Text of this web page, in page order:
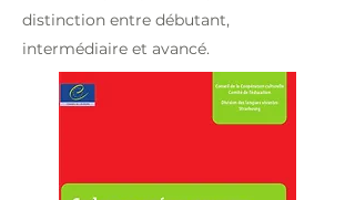
distinction entre débutant,
intermédiaire et avancé.